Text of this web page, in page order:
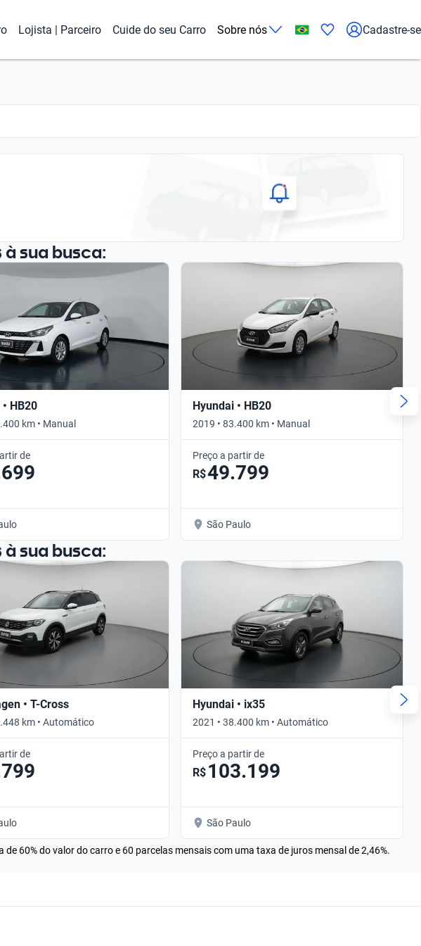
Lojista | Parceiro Cuide do seu Carro Sobre nós Cadastre-se
sua busca:
HB20
km • Manual
de
Hyundai • HB20
2019 • 83.400 km • Manual
Preço a partir de
R$49.799
São Paulo
sua busca:
• T-Cross
km • Automático
de
Hyundai • ix35
2021 • 38.400 km • Automático
Preço a partir de
R$ 103.199
São Paulo
60% do valor do carro e 60 parcelas mensais com uma taxa de juros mensal de 2,46%.